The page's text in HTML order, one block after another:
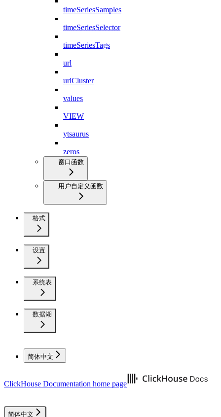
timeSeriesSamples
timeSeriesSelector
timeSeriesTags
url
urlCluster
values
VIEW
ytsaurus
zeros
窗口函数
用户自定义函数
格式
设置
系统表
数据湖
简体中文
ClickHouse Documentation home page
简体中文